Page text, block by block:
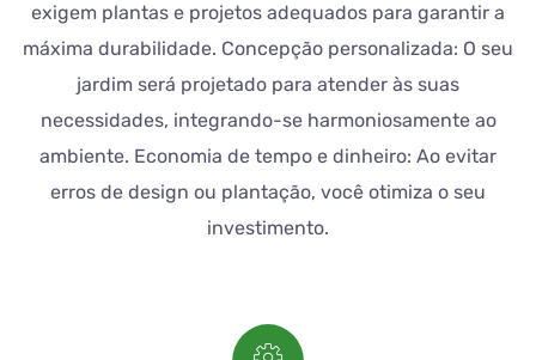
exigem plantas e projetos adequados para garantir a
máxima durabilidade. Concepção personalizada: O seu
jardim será projetado para atender às suas
necessidades, integrando-se harmoniosamente ao
ambiente. Economia de tempo e dinheiro: Ao evitar
erros de design ou plantação, você otimiza o seu
investimento.